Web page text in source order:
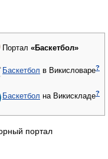
Портал «Баскетбол»
Баскетбол в Викисловаре?
Баскетбол на Викискладе?
портал